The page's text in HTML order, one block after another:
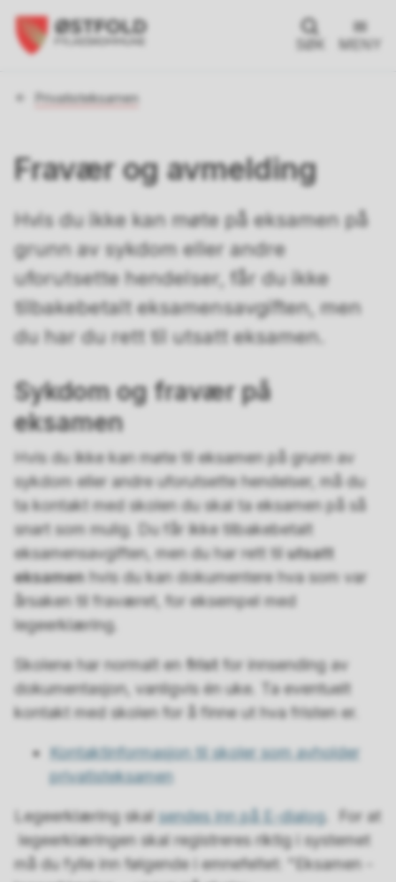
SØK MENY
Du
Privatisteksamen
Fravær og avmelding
Hvis du ikke kan møte på eksamen på
grunn av sykdom eller andre
uforutsette hendelser, får du ikke
tilbakebetalt eksamensavgiften, men
du har du rett til utsatt eksamen.
Sykdom og fravær på
eksamen
Hvis du ikke kan møte til eksamen på grunn av
sykdom eller andre uforutsette hendelser, må du
ta kontakt med skolen du skal ta eksamen på så
snart som mulig. Du får ikke tilbakebetalt
eksamensavgiften, men du har rett tilutsatt
eksamen hvis du kan dokumentere hva som var
årsaken til fraværet, for eksempel med
legeerklæring.
Skolene har normalt en frist for innsending av
dokumentasjon, vanligvis én uke. Ta eventuelt
kontakt med skolen for å finne ut hva fristen er.
Kontaktinformasjon til skoler som avholder
privatisteksamen
Legeerklæring skal sendes inn på E-dialog. For at
legeerklæringen skal registreres riktig i systemet
må du fylle inn følgende i emnefeltet: "Eksamen -